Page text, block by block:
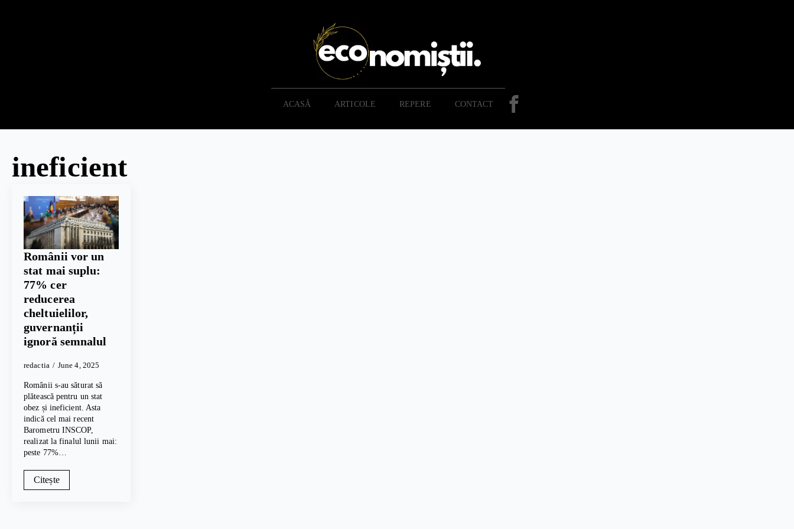
ACASĂ ARTICOLE REPERE CONTACT
ineficient
Românii vor un
stat mai suplu:
77% cer
reducerea
cheltuielilor,
guvernanții
ignoră semnalul
redactia June 4, 2025
Românii s-au săturat să
plătească pentru un stat
obez și ineficient. Asta
indică cel mai recent
Barometru INSCOP,
realizat la finalul lunii mai:
peste 77%…
Citește